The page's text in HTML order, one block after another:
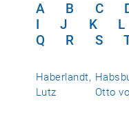
A B C
I
J K L
Q
R S
Haberlandt,
Lutz
Otto